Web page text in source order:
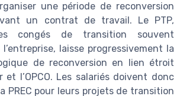
une période de reconversion
un contrat de travail. Le PTP,
congés de transition souvent
laisse progressivement la
de reconversion en lien étroit
et l’OPCO. Les salariés doivent donc
PREC pour leurs projets de transition